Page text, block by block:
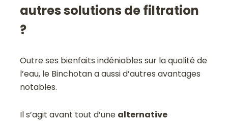
autres solutions de filtration
?
Outre ses bienfaits indéniables sur la qualité de
l’eau, le Binchotan a aussi d’autres avantages
notables.
Il s’agit avant tout d’une alternative